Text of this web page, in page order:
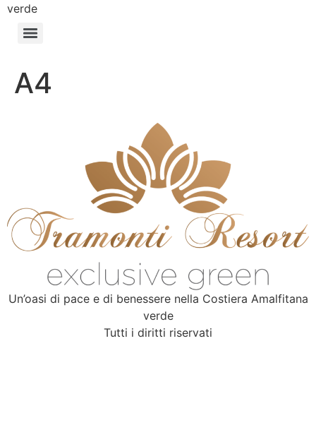
verde
A4
Un’oasi di pace e di benessere nella Costiera Amalfitana
verde
Tutti i diritti riservati